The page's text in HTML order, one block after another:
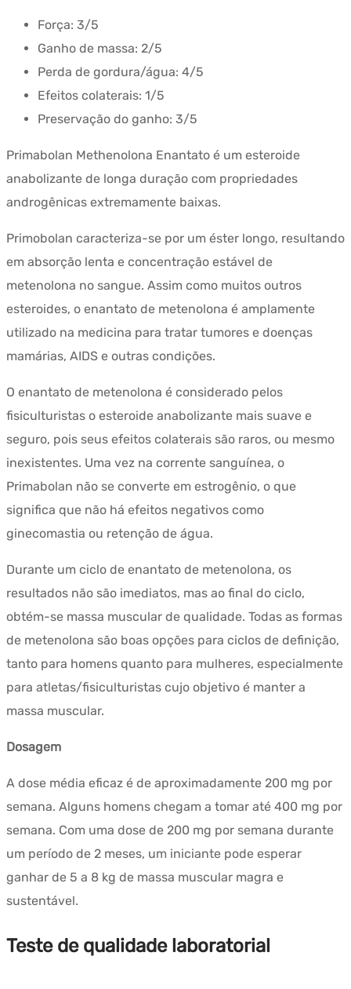
Força: 3/5
Ganho de massa: 2/5
Perda de gordura/água: 4/5
Efeitos colaterais: 1/5
Preservação do ganho: 3/5
Primabolan Methenolona Enantato é um esteroide
anabolizante de longa duração com propriedades
androgênicas extremamente baixas.
Primobolan caracteriza-se por um éster longo, resultando
em absorção lenta e concentração estável de
metenolona no sangue. Assim como muitos outros
esteroides, o enantato de metenolona é amplamente
utilizado na medicina para tratar tumores e doenças
mamárias, AIDS e outras condições.
O enantato de metenolona é considerado pelos
fisiculturistas o esteroide anabolizante mais suave e
seguro, pois seus efeitos colaterais são raros, ou mesmo
inexistentes. Uma vez na corrente sanguínea, o
Primabolan não se converte em estrogênio, o que
significa que não há efeitos negativos como
ginecomastia ou retenção de água.
Durante um ciclo de enantato de metenolona, os
resultados não são imediatos, mas ao final do ciclo,
obtém-se massa muscular de qualidade. Todas as formas
de metenolona são boas opções para ciclos de definição,
tanto para homens quanto para mulheres, especialmente
para atletas/fisiculturistas cujo objetivo é manter a
massa muscular.
Dosagem
A dose média eficaz é de aproximadamente 200 mg por
semana. Alguns homens chegam a tomar até 400 mg por
semana. Com uma dose de 200 mg por semana durante
um período de 2 meses, um iniciante pode esperar
ganhar de 5 a 8 kg de massa muscular magra e
sustentável.
Teste de qualidade laboratorial